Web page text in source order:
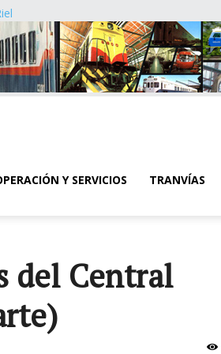
Y SERVICIOS TRANVÍAS
del Central